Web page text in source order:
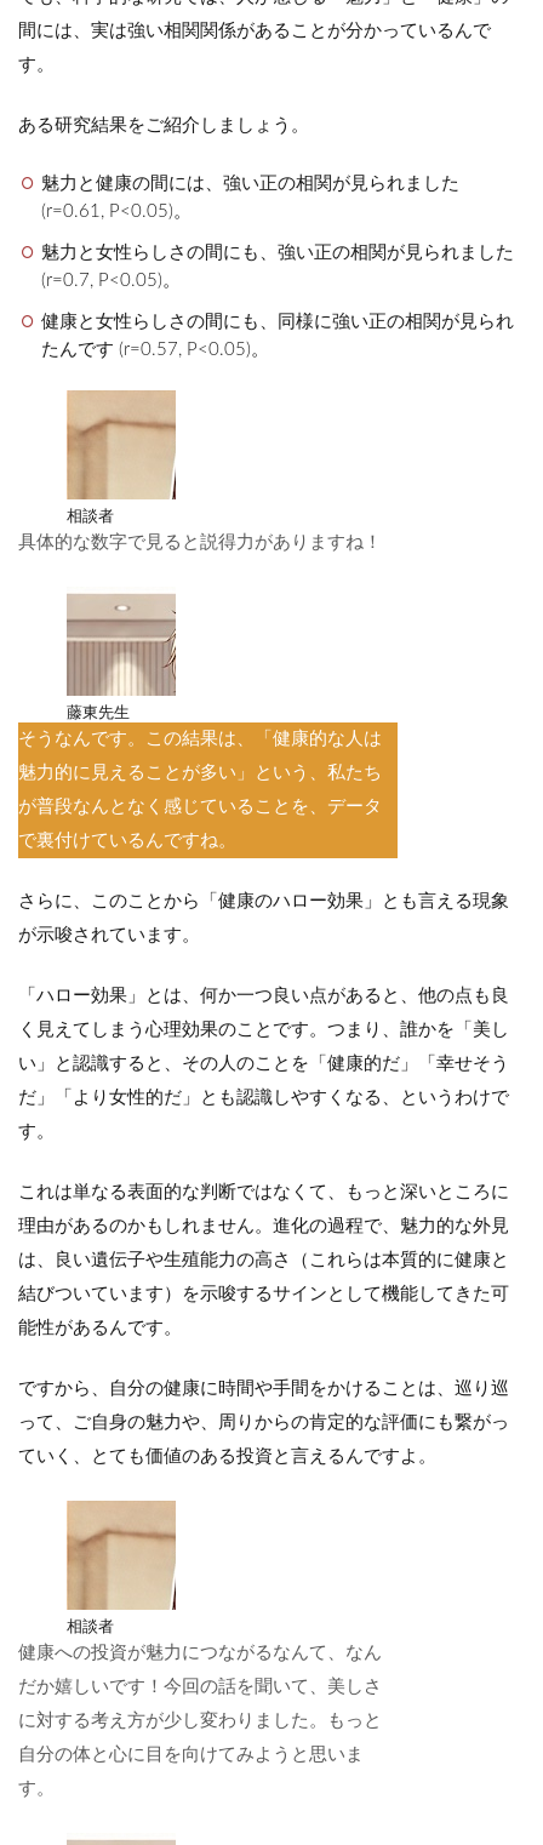
間には、実は強い相関関係があることが分かっているんで
す。
ある研究結果をご紹介しましょう。
魅力と健康の間には、強い正の相関が見られました
(r=0.61, P<0.05)。
魅力と女性らしさの間にも、強い正の相関が見られました
(r=0.7, P<0.05)。
健康と女性らしさの間にも、同様に強い正の相関が見られ
たんです (r=0.57, P<0.05)。
相談者
具体的な数字で見ると説得力がありますね！
藤東先生
そうなんです。この結果は、「健康的な人は
魅力的に見えることが多い」という、私たち
が普段なんとなく感じていることを、データ
で裏付けているんですね。
さらに、このことから「健康のハロー効果」とも言える現象
が示唆されています。
「ハロー効果」とは、何か一つ良い点があると、他の点も良
く見えてしまう心理効果のことです。つまり、誰かを「美し
い」と認識すると、その人のことを「健康的だ」「幸せそう
だ」「より女性的だ」とも認識しやすくなる、というわけで
す。
これは単なる表面的な判断ではなくて、もっと深いところに
理由があるのかもしれません。進化の過程で、魅力的な外見
は、良い遺伝子や生殖能力の高さ（これらは本質的に健康と
結びついています）を示唆するサインとして機能してきた可
能性があるんです。
ですから、自分の健康に時間や手間をかけることは、巡り巡
って、ご自身の魅力や、周りからの肯定的な評価にも繋がっ
ていく、とても価値のある投資と言えるんですよ。
相談者
健康への投資が魅力につながるなんて、なん
だか嬉しいです！今回の話を聞いて、美しさ
に対する考え方が少し変わりました。もっと
自分の体と心に目を向けてみようと思いま
す。